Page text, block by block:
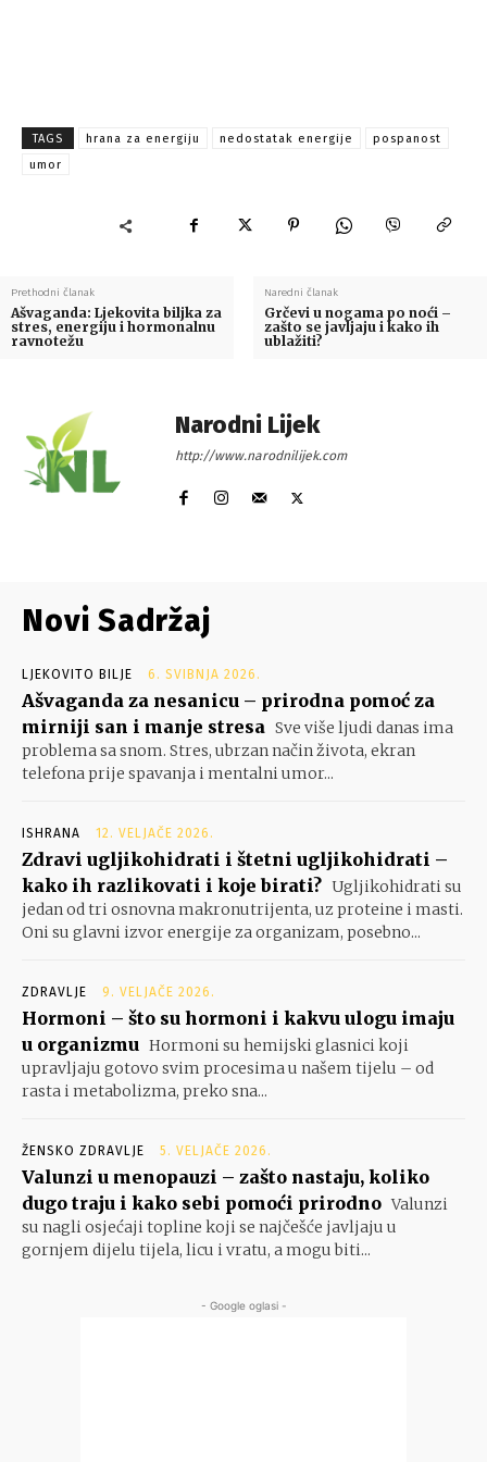
TAGS hrana za energiju nedostatak energije
pospanost
umor
Prethodni članak
Ašvaganda: Ljekovita biljka za
stres, energiju i hormonalnu
ravnotežu
Naredni članak
Grčevi u nogama po noći –
zašto se javljaju i kako ih
ublažiti?
Narodni Lijek
http://www.narodnilijek.com
Novi Sadržaj
LJEKOVITO BILJE 6. SVIBNJA 2026.
Ašvaganda za nesanicu – prirodna pomoć za
mirniji san i manje stresa Sve više ljudi danas ima
problema sa snom. Stres, ubrzan način života, ekran
telefona prije spavanja i mentalni umor...
ISHRANA 12. VELJAČE 2026.
Zdravi ugljikohidrati i štetni ugljikohidrati –
kako ih razlikovati i koje birati? Ugljikohidrati su
jedan od tri osnovna makronutrijenta, uz proteine i masti.
Oni su glavni izvor energije za organizam, posebno...
ZDRAVLJE 9. VELJAČE 2026.
Hormoni – što su hormoni i kakvu ulogu imaju
u organizmu Hormoni su hemijski glasnici koji
upravljaju gotovo svim procesima u našem tijelu – od
rasta i metabolizma, preko sna...
ŽENSKO ZDRAVLJE 5. VELJAČE 2026.
Valunzi u menopauzi – zašto nastaju, koliko
dugo traju i kako sebi pomoći prirodno Valunzi
su nagli osjećaji topline koji se najčešće javljaju u
gornjem dijelu tijela, licu i vratu, a mogu biti...
- Google oglasi -